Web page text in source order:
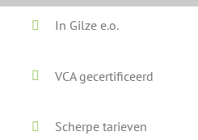
In Gilze e.o.
VCA gecertificeerd
Scherpe tarieven